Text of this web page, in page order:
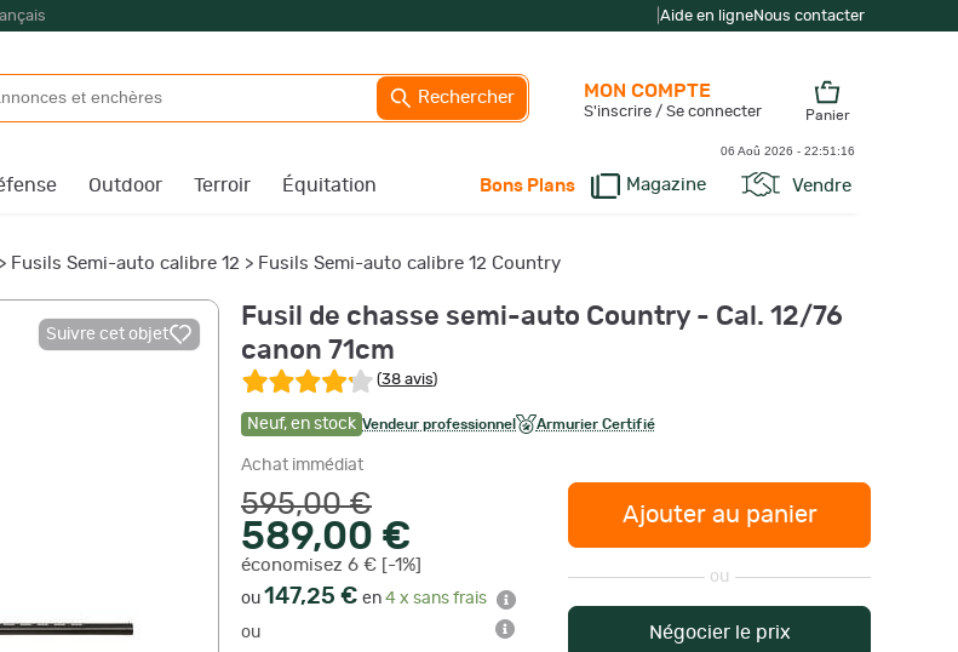
Aide en ligneNous contacter
Rechercher
Outdoor Terroir Équitation Bons Plans Magazine Vendre
MON COMPTE
S'inscrire / Se connecter Panier
06 Aoû 2026 - 22:51:17
> Fusils Semi-auto calibre 12 > Fusils Semi-auto calibre 12 Country
Suivre cet objet
Fusil de chasse semi-auto Country - Cal. 12/76
canon 71cm
(38 avis)
Neuf, en stock Vendeur professionnel Armurier Certifié
Achat immédiat
595,00 €
589,00 €
économisez 6 € [-1%]
ou 147,25 € en 4 x sans frais
ou
Ajouter au panier
ou
Négocier le prix